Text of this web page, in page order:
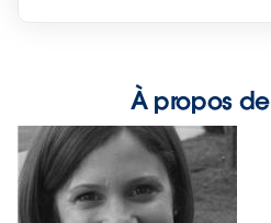
À propos